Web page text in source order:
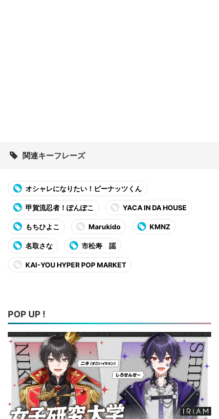
関連キーフレーズ
オシャレになりたい！ピーナッツくん
甲賀流忍者！ぽんぽこ YACA IN DA HOUSE
もちひよこ Marukido KMNZ
名取さな 市松寿ゞ謡
KAI-YOU HYPER POP MARKET
POP UP !